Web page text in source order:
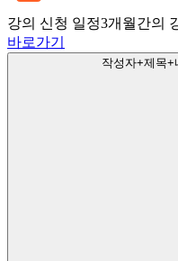
강의 신청 일정3개월간의
바로가기
작성자+제목+